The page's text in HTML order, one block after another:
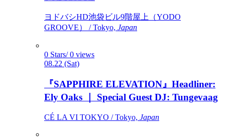
ヨドバシHD池袋ビル9階屋上（YODO
GROOVE） / Tokyo, Japan
0 Stars/ 0 views
08.22 (Sat)
『SAPPHIRE ELEVATION』Headliner:
Ely Oaks ｜ Special Guest DJ: Tungevaag
CÉ LA VI TOKYO / Tokyo, Japan